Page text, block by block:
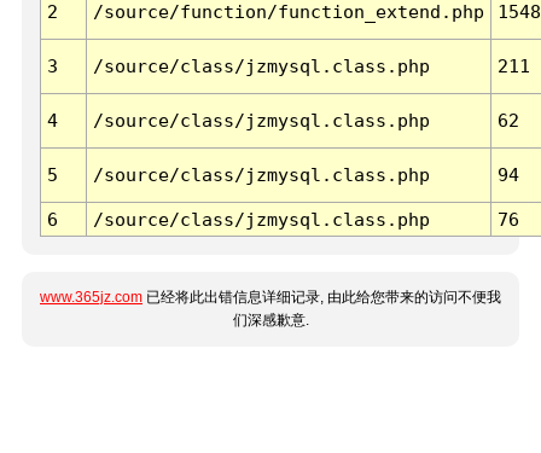
2 /source/function/function_extend.php 1548
3 /source/class/jzmysql.class.php 211
4 /source/class/jzmysql.class.php 62
5 /source/class/jzmysql.class.php 94
6 /source/class/jzmysql.class.php 76
www.365jz.com 已经将此出错信息详细记录, 由此给您带来的访问不便我
们深感歉意.